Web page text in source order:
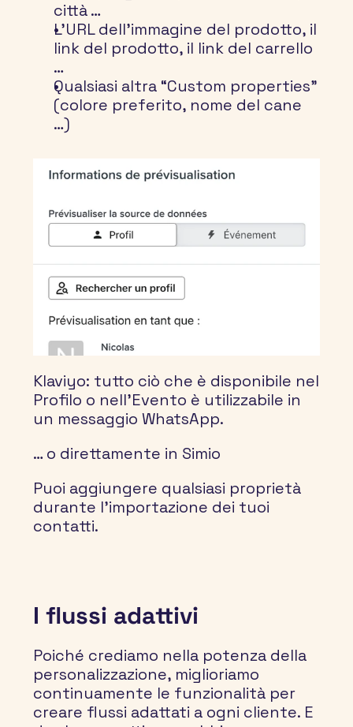
città …
L'URL dell'immagine del prodotto, il
link del prodotto, il link del carrello
…
Qualsiasi altra “Custom properties”
(colore preferito, nome del cane
…)
Klaviyo: tutto ciò che è disponibile nel
Profilo o nell'Evento è utilizzabile in
un messaggio WhatsApp.
… o direttamente in Simio
Puoi aggiungere qualsiasi proprietà
durante l'importazione dei tuoi
contatti.
I flussi adattivi
Poiché crediamo nella potenza della
personalizzazione, miglioriamo
continuamente le funzionalità per
creare flussi adattati a ogni cliente. E